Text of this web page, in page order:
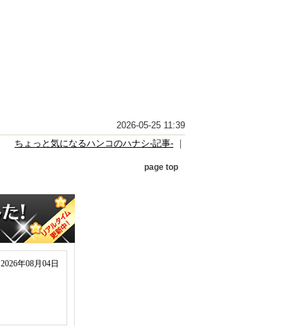
2026-05-25 11:39
ちょっと気になるハンコのハナシ-記事- ｜
page top